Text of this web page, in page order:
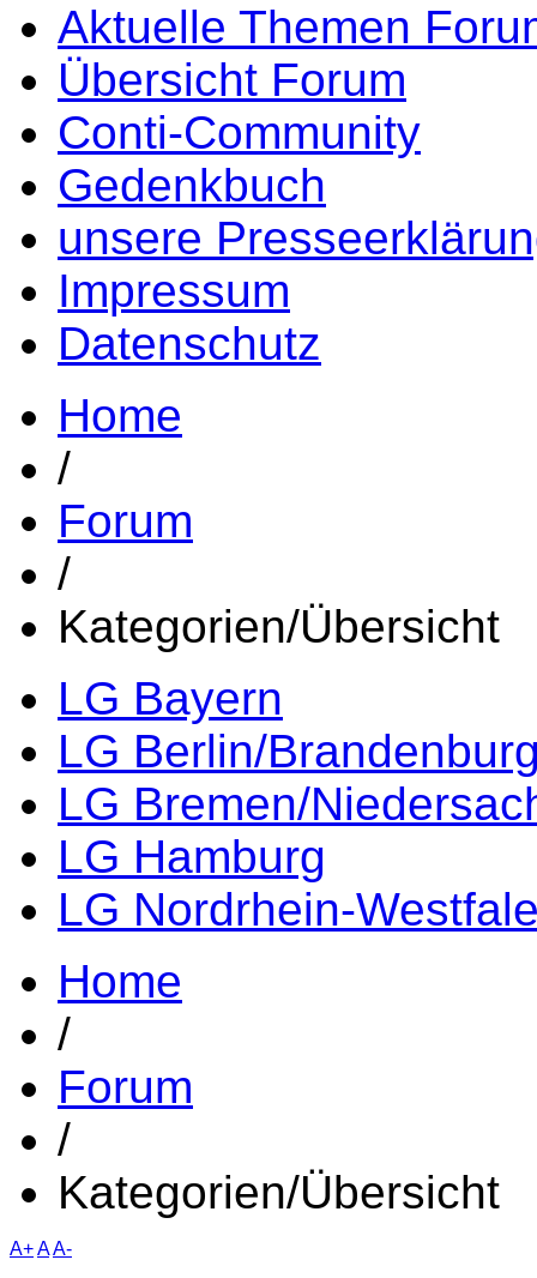
Aktuelle Themen
Übersicht Forum
Conti-Community
Gedenkbuch
unsere
Impressum
Datenschutz
Home
/
Forum
/
Kategorien/Übersicht
LG Bayern
LG Berlin/
LG Bremen/
LG Hamburg
LG Nordrhein-
Home
/
Forum
/
Kategorien/Übersicht
A+AA-